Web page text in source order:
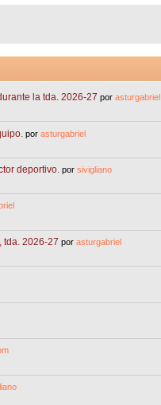
la tda. 2026-27 porasturgabriel
porasturgabriel
deportivo. porsivigliano
tda. 2026-27 porasturgabriel